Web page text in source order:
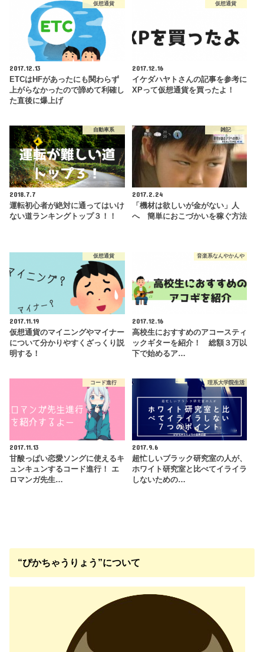
仮想通貨
2017.12.13
ETCはHFがあったにも関わらず
上がらなかったので諦めて利確し
た直後に爆上げ
仮想通貨
2017.12.16
イケダハヤトさんの記事を参考に
XPって仮想通貨を買ったよ！
自動車系
2018.7.7
運転初心者が絶対に通ってはいけ
ない道ランキングトップ３！！
雑記
2017.2.24
「機材は欲しいが金がない」人
へ 簡単におこづかいを稼ぐ方法
仮想通貨
2017.11.19
仮想通貨のマイニングやマイナー
について分かりやすくざっくり説
明する！
音楽系なんやかんや
2017.12.16
高校生におすすめのアコースティ
ックギターを紹介！ 総額３万以
下で始めるア…
コード進行
2017.11.13
甘酸っぱい恋愛ソングに使えるキ
ュンキュンするコード進行！ エ
ロマンガ先生…
理系大学院生活
2017.9.6
超忙しいブラック研究室の人が、
ホワイト研究室と比べてイライラ
しないための…
“ぴかちゃうりょう”について